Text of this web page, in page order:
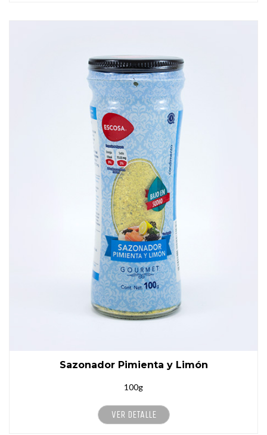
Sazonador Pimienta y Limón
100g
VER DETALLE